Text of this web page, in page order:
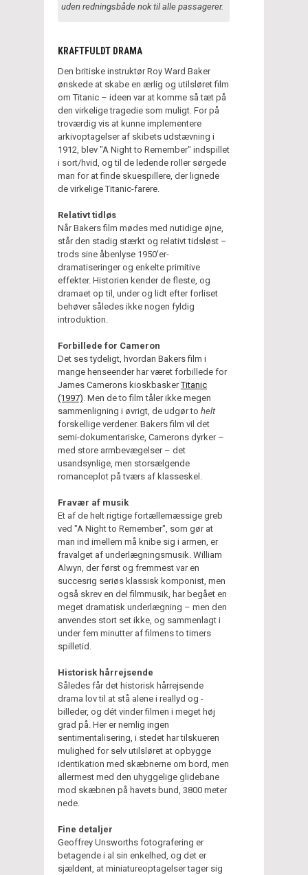
uden redningsbåde nok til alle passagerer.
KRAFTFULDT DRAMA
Den britiske instruktør Roy Ward Baker
ønskede at skabe en ærlig og utilsløret film
om Titanic – ideen var at komme så tæt på
den virkelige tragedie som muligt. For på
troværdig vis at kunne implementere
arkivoptagelser af skibets udstævning i
1912, blev "A Night to Remember" indspillet
i sort/hvid, og til de ledende roller sørgede
man for at finde skuespillere, der lignede
de virkelige Titanic-farere.
Relativt tidløs
Når Bakers film mødes med nutidige øjne,
står den stadig stærkt og relativt tidsløst –
trods sine åbenlyse 1950'er-
dramatiseringer og enkelte primitive
effekter. Historien kender de fleste, og
dramaet op til, under og lidt efter forliset
behøver således ikke nogen fyldig
introduktion.
Forbillede for Cameron
Det ses tydeligt, hvordan Bakers film i
mange henseender har været forbillede for
James Camerons kioskbaskerTitanic
(1997) . Men de to film tåler ikke megen
sammenligning i øvrigt, de udgør to helt
forskellige verdener. Bakers film vil det
semi-dokumentariske, Camerons dyrker –
med store armbevægelser – det
usandsynlige, men storsælgende
romanceplot på tværs af klasseskel.
Fravær af musik
Et af de helt rigtige fortællemæssige greb
ved "A Night to Remember", som gør at
man ind imellem må knibe sig i armen, er
fravalget af underlægningsmusik. William
Alwyn, der først og fremmest var en
succesrig seriøs klassisk komponist, men
også skrev en del filmmusik, har begået en
meget dramatisk underlægning – men den
anvendes stort set ikke, og sammenlagt i
under fem minutter af filmens to timers
spilletid.
Historisk hårrejsende
Således får det historisk hårrejsende
drama lov til at stå alene i reallyd og -
billeder, og dét vinder filmen i meget høj
grad på. Her er nemlig ingen
sentimentalisering, i stedet har tilskueren
mulighed for selv utilsløret at opbygge
identikation med skæbnerne om bord, men
allermest med den uhyggelige glidebane
mod skæbnen på havets bund, 3800 meter
nede.
Fine detaljer
Geoffrey Unsworths fotografering er
betagende i al sin enkelhed, og det er
sjældent, at miniatureoptagelser tager sig